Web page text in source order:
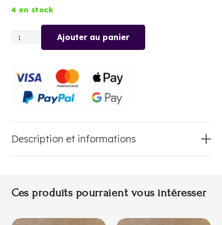
4 en stock
quantité
CITRONNELLE
FEUILLES
Ajouter au panier
Description et informations
Ces produits pourraient vous intéresser